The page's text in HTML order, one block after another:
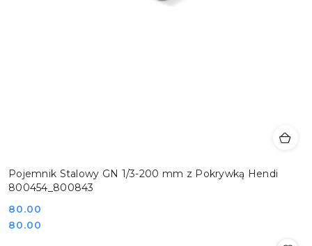
Pojemnik Stalowy GN 1/3-200 mm z Pokrywką Hendi
800454_800843
Cena:
80.00
Cena:
80.00